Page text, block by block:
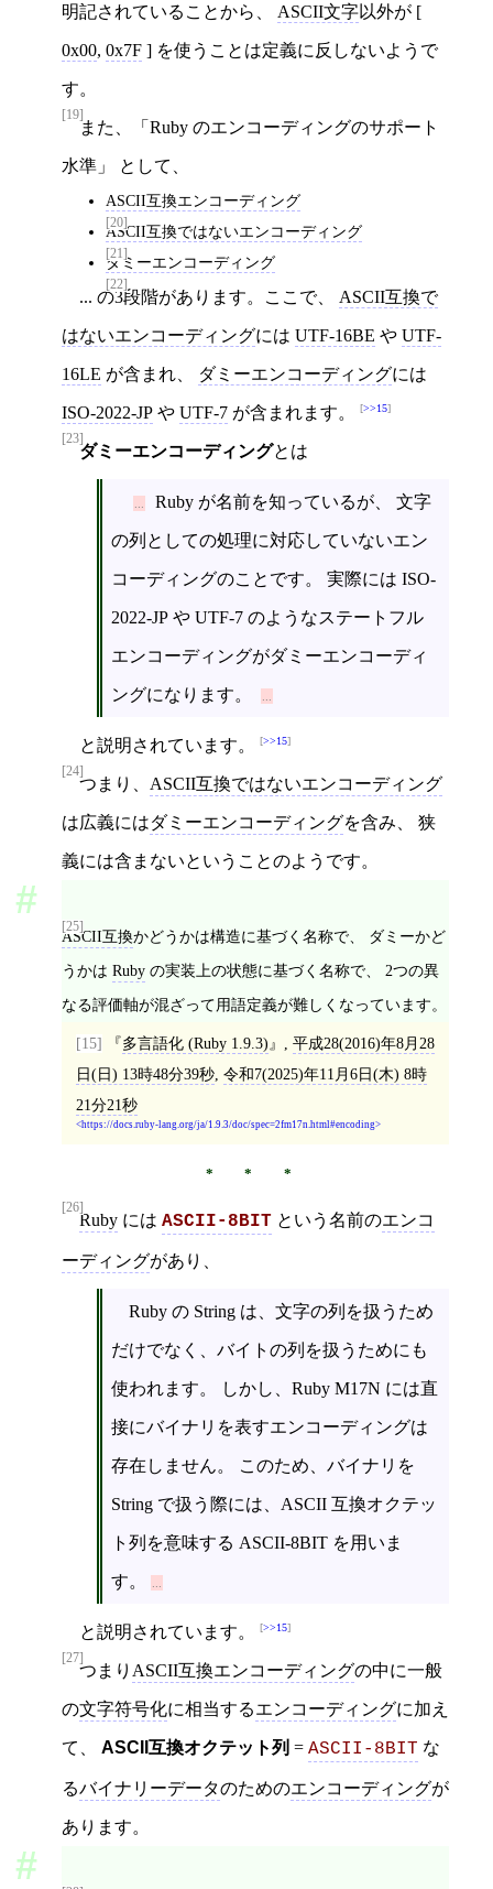
明記されていることから、 ASCII文字以外が [
0x00, 0x7F ] を使うことは定義に反しないようで
す。
[19]
また、「Ruby のエンコーディングのサポート
水準」 として、
[20]
ASCII互換エンコーディング
[21]
ASCII互換ではないエンコーディング
[22]
ダミーエンコーディング
... の3段階があります。ここで、 ASCII互換で
はないエンコーディングには UTF-16BE や UTF-
16LE が含まれ、 ダミーエンコーディングには
ISO-2022-JP や UTF-7 が含まれます。 >>15
[23]
ダミーエンコーディングとは
Ruby が名前を知っているが、 文字
の列としての処理に対応していないエン
コーディングのことです。 実際には ISO-
2022-JP や UTF-7 のようなステートフル
エンコーディングがダミーエンコーディ
ングになります。
と説明されています。 >>15
[24]
つまり、 ASCII互換ではないエンコーディング
は広義にはダミーエンコーディングを含み、 狭
義には含まないということのようです。
[25]
ASCII互換かどうかは構造に基づく名称で、 ダミーかど
うかは Ruby の実装上の状態に基づく名称で、 2つの異
なる評価軸が混ざって用語定義が難しくなっています。
[15] 多言語化 (Ruby 1.9.3)
平成28(2016)年8月28
日(日) 13時48分39秒, 令和7(2025)年11月6日(木) 8時
21分21秒
https://docs.ruby-lang.org/ja/1.9.3/doc/spec=2fm17n.html#encoding
[26]
Ruby には ASCII-8BIT という名前のエンコ
ーディングがあり、
Ruby の String は、文字の列を扱うため
だけでなく、バイトの列を扱うためにも
使われます。 しかし、Ruby M17N には直
接にバイナリを表すエンコーディングは
存在しません。 このため、バイナリを
String で扱う際には、ASCII 互換オクテッ
ト列を意味する ASCII-8BIT を用いま
す。
と説明されています。 >>15
[27]
つまり ASCII互換エンコーディングの中に一般
の文字符号化に相当するエンコーディングに加え
て、 ASCII互換オクテット列 = ASCII-8BIT
るバイナリーデータのためのエンコーディングが
あります。